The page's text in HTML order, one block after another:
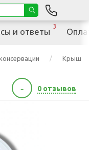
Крышка
- 0 отзывов
и ответы
3